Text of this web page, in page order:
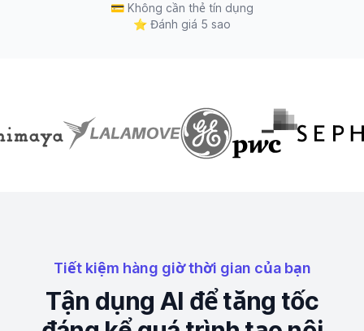
💳 Không cần thẻ tín dụng
⭐ Đánh giá 5 sao
Tiết kiệm hàng giờ thời gian của bạn
Tận dụng AI để tăng tốc